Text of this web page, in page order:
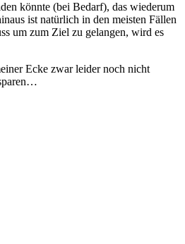
könnte (bei Bedarf), das wiederum
ist natürlich in den meisten Fällen
um zum Ziel zu gelangen, wird es
Ecke zwar leider noch nicht